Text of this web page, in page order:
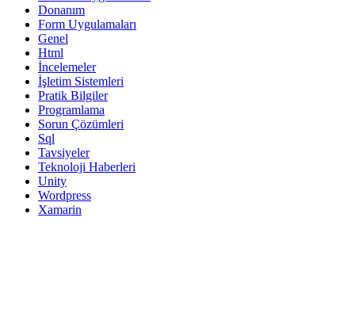
Donanım
Form Uygulamaları
Genel
Html
İncelemeler
İşletim Sistemleri
Pratik Bilgiler
Programlama
Sorun Çözümleri
Sql
Tavsiyeler
Teknoloji Haberleri
Unity
Wordpress
Xamarin